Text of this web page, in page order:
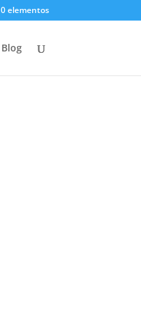
0 elementos
Blog